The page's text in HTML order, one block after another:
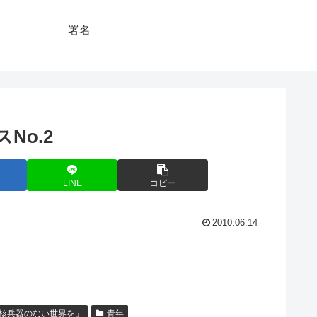
署名
No.2
LINE コピー
2010.06.14
兵器のない世界を」 青年